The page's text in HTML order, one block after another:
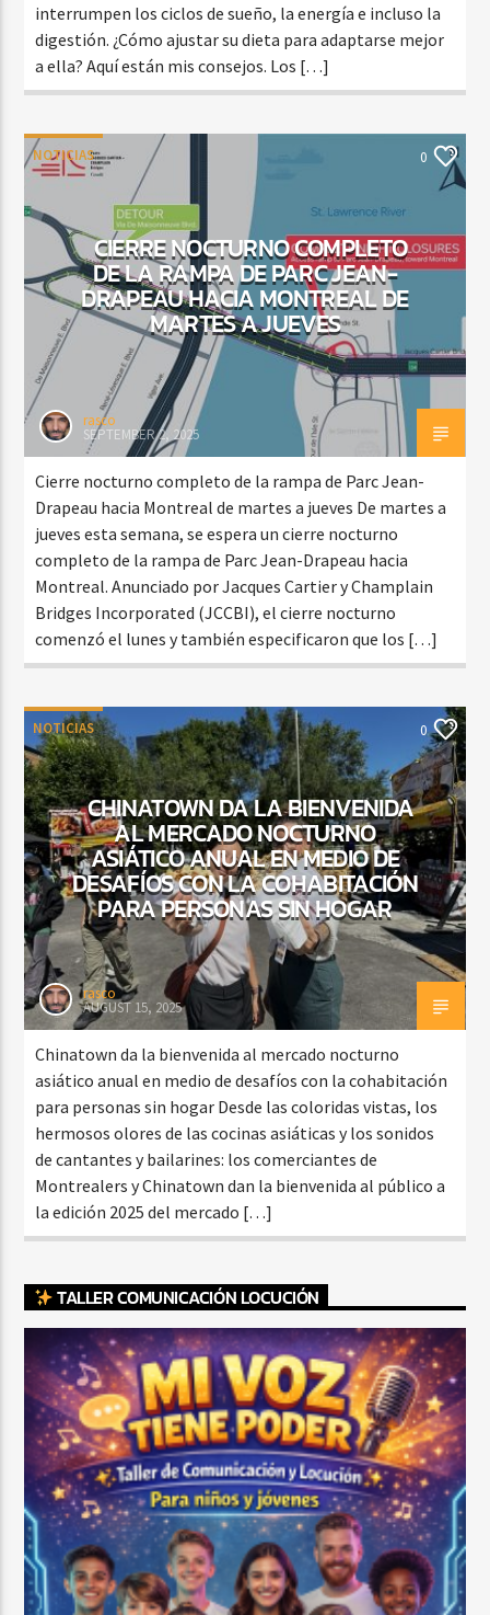
interrumpen los ciclos de sueño, la energía e incluso la
digestión. ¿Cómo ajustar su dieta para adaptarse mejor
a ella? Aquí están mis consejos. Los […]
NOTICIAS 0
CIERRE NOCTURNO COMPLETO
DE LA RAMPA DE PARC JEAN-
DRAPEAU HACIA MONTREAL DE
MARTES A JUEVES
rasco
SEPTEMBER 2, 2025
Cierre nocturno completo de la rampa de Parc Jean-
Drapeau hacia Montreal de martes a jueves De martes a
jueves esta semana, se espera un cierre nocturno
completo de la rampa de Parc Jean-Drapeau hacia
Montreal. Anunciado por Jacques Cartier y Champlain
Bridges Incorporated (JCCBI), el cierre nocturno
comenzó el lunes y también especificaron que los […]
NOTICIAS 0
CHINATOWN DA LA BIENVENIDA
AL MERCADO NOCTURNO
ASIÁTICO ANUAL EN MEDIO DE
DESAFÍOS CON LA COHABITACIÓN
PARA PERSONAS SIN HOGAR
rasco
AUGUST 15, 2025
Chinatown da la bienvenida al mercado nocturno
asiático anual en medio de desafíos con la cohabitación
para personas sin hogar Desde las coloridas vistas, los
hermosos olores de las cocinas asiáticas y los sonidos
de cantantes y bailarines: los comerciantes de
Montrealers y Chinatown dan la bienvenida al público a
la edición 2025 del mercado […]
TALLER COMUNICACIÓN LOCUCIÓN